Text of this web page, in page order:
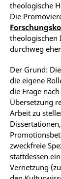
theologische
Die
theologischen
durchweg
Der Grund:
die eigene
die Frage
Übersetzung
Arbeit zu
zweckfreie
stattdessen
Vernetzung